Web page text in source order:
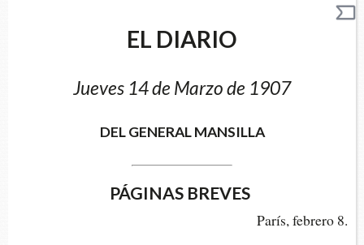
EL DIARIO
Jueves 14 de Marzo de 1907
DEL GENERAL MANSILLA
PÁGINAS BREVES
París, febrero 8.